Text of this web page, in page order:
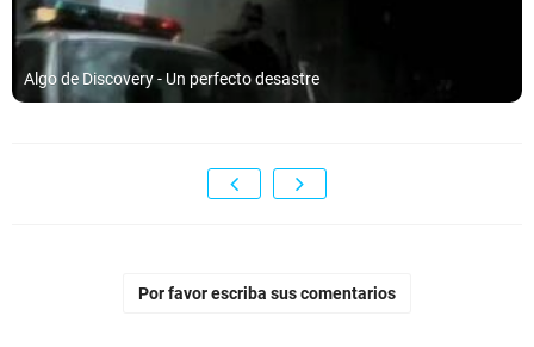
Algo de Discovery - Un perfecto desastre
Por favor escriba sus comentarios